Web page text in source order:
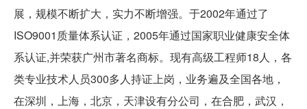
展，规模不断扩大，实力不断增强。于2002年通过了
ISO9001质量体系认证，2005年通过国家职业健康安全体
系认证,并荣获广州市著名商标。现有高级工程师18人，各
类专业技术人员300多人持证上岗，业务遍及全国各地，
在深圳，上海，北京，天津设有分公司，在合肥，武汉，